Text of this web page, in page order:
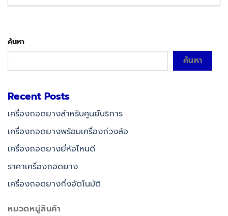
ค้นหา
ค้นหา
Recent Posts
เครื่องถอดยางสำหรับศูนย์บริการ
เครื่องถอดยางพร้อมเครื่องถ่วงล้อ
เครื่องถอดยางยี่ห้อไหนดี
ราคาเครื่องถอดยาง
เครื่องถอดยางกึ่งอัตโนมัติ
หมวดหมู่สินค้า